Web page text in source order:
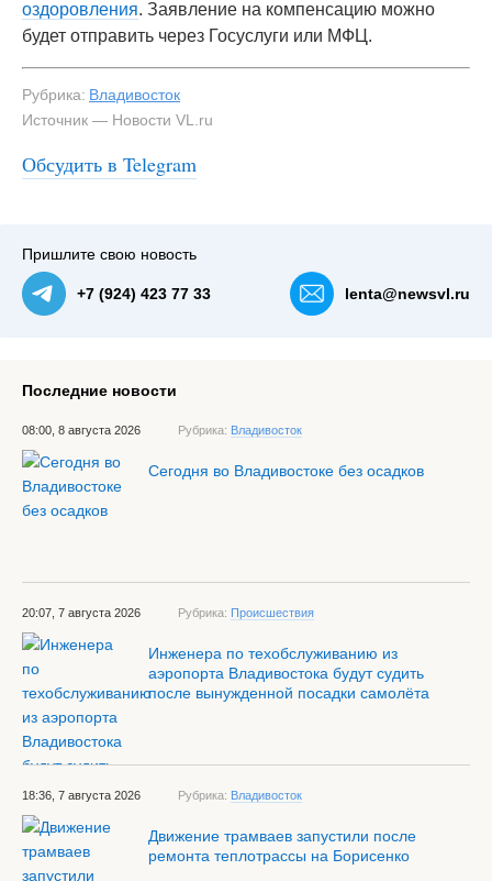
оздоровления. Заявление на компенсацию можно
будет отправить через Госуслуги или МФЦ.
Рубрика: Владивосток
Источник — Новости VL.ru
Обсудить в Telegram
Пришлите свою новость
+7 (924) 423 77 33 lenta@newsvl.ru
Последние новости
08:00, 8 августа 2026 Рубрика: Владивосток
Сегодня во Владивостоке без осадков
20:07, 7 августа 2026 Рубрика: Происшествия
Инженера по техобслуживанию из
аэропорта Владивостока будут судить
после вынужденной посадки самолёта
18:36, 7 августа 2026 Рубрика: Владивосток
Движение трамваев запустили после
ремонта теплотрассы на Борисенко